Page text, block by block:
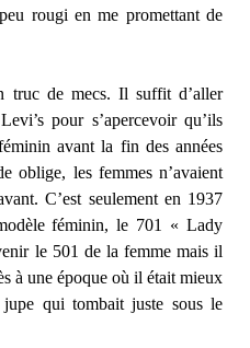
rougi en me promettant de
truc de mecs. Il suffit d’aller
pour s’apercevoir qu’ils
avant la fin des années
oblige, les femmes n’avaient
C’est seulement en 1937
féminin, le 701 « Lady
le 501 de la femme mais il
à une époque où il était mieux
qui tombait juste sous le